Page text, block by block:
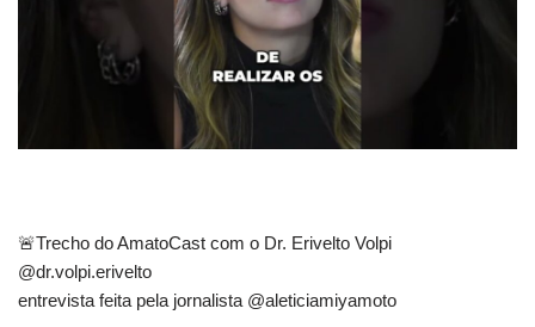
🚨Trecho do AmatoCast com o Dr. Erivelto Volpi
@dr.volpi.erivelto
entrevista feita pela jornalista @aleticiamiyamoto